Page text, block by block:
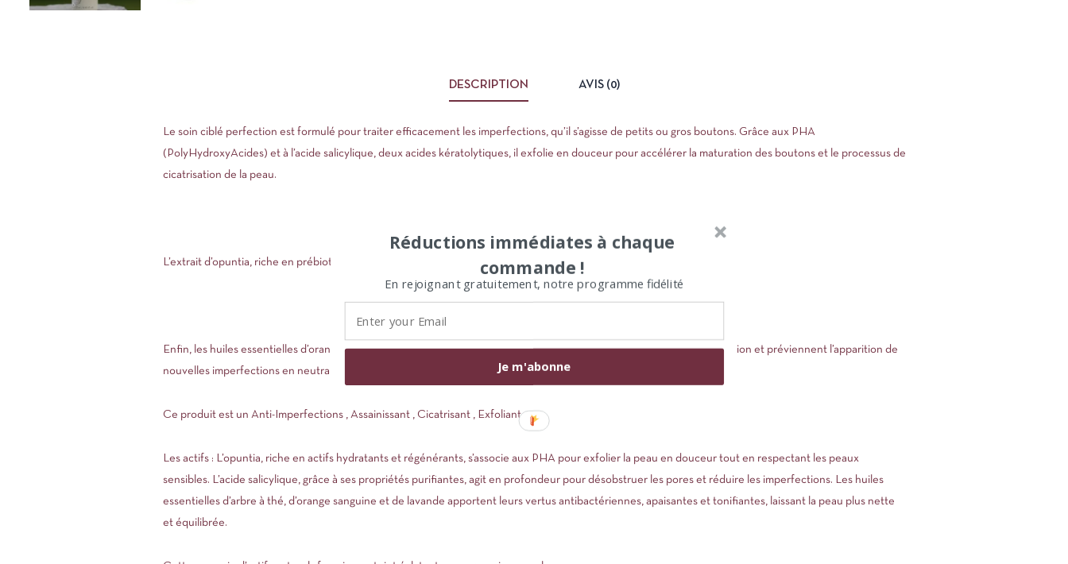
DESCRIPTION AVIS (0)
Le soin ciblé perfection est formulé pour traiter efficacement les imperfections, qu’il s’agisse de petits ou gros boutons. Grâce aux PHA
(PolyHydroxyAcides) et à l’acide salicylique, deux acides kératolytiques, il exfolie en douceur pour accélérer la maturation des boutons et le processus de
cicatrisation de la peau.
L’extrait d’opuntia, riche en prébiotiques, aide la peau à se régénérer tout en lui apportant une hydratation profonde.
Enfin, les huiles essentielles d’orange sanguine, de lavande fine et d’arbre à thé purifient la peau, favorisent la cicatrisation et préviennent l’apparition de
nouvelles imperfections en neutralisant les bactéries responsables des boutons.
Ce produit est un Anti-Imperfections , Assainissant , Cicatrisant , Exfoliant
Les actifs : L’opuntia, riche en actifs hydratants et régénérants, s’associe aux PHA pour exfolier la peau en douceur tout en respectant les peaux
sensibles. L’acide salicylique, grâce à ses propriétés purifiantes, agit en profondeur pour désobstruer les pores et réduire les imperfections. Les huiles
essentielles d’arbre à thé, d’orange sanguine et de lavande apportent leurs vertus antibactériennes, apaisantes et tonifiantes, laissant la peau plus nette
et équilibrée.
Réductions immédiates à chaque
commande !
En rejoignant gratuitement, notre programme fidélité
Je m'abonne